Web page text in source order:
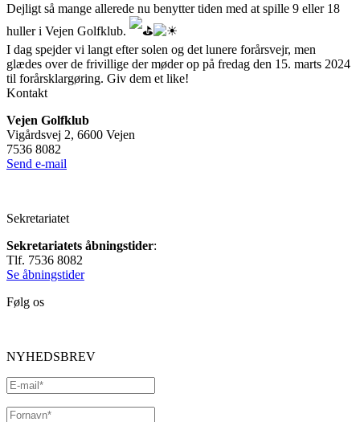
Dejligt så mange allerede nu benytter tiden med at spille 9 eller 18
huller i Vejen Golfklub.
I dag spejder vi langt efter solen og det lunere forårsvejr, men
glædes over de frivillige der møder op på fredag den 15. marts 2024
til forårsklargøring. Giv dem et like!
Kontakt
Vejen Golfklub
Vigårdsvej 2, 6600 Vejen
7536 8082
Send e-mail
Sekretariatet
Sekretariatets åbningstider:
Tlf. 7536 8082
Se åbningstider
Følg os
NYHEDSBREV